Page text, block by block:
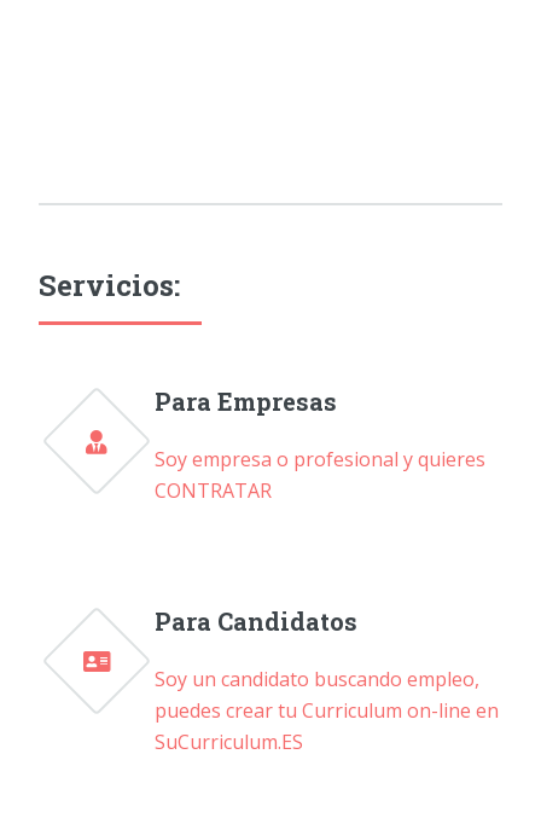
Servicios:
Para Empresas
Soy empresa o profesional y quieres
CONTRATAR
Para Candidatos
Soy un candidato buscando empleo,
puedes crear tu Curriculum on-line en
SuCurriculum.ES